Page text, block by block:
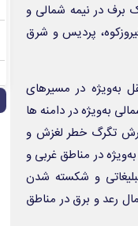
برف در نیمه شمالی و
پردیس و شرق
به‌ویژه در مسیرهای
به‌ویژه در دامنه ها
تگرگ خطر لغزش و
در مناطق غربی و
و شکسته شدن
رعد و برق در مناطق